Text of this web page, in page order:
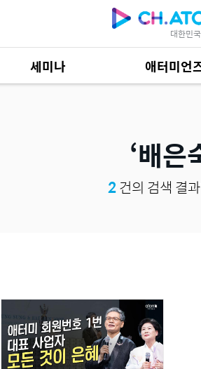
대한민국
세미나 애터미언
배은
2건의 검색 결